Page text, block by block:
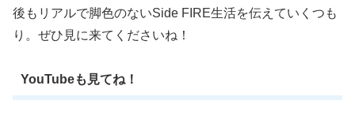
後もリアルで脚色のないSide FIRE生活を伝えていくつも
り。ぜひ見に来てくださいね！
YouTubeも見てね！